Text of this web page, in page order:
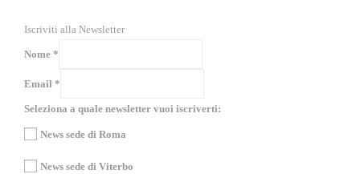
Iscriviti alla Newsletter
Nome *
Email *
Seleziona a quale newsletter vuoi iscriverti:
News sede di Roma
News sede di Viterbo